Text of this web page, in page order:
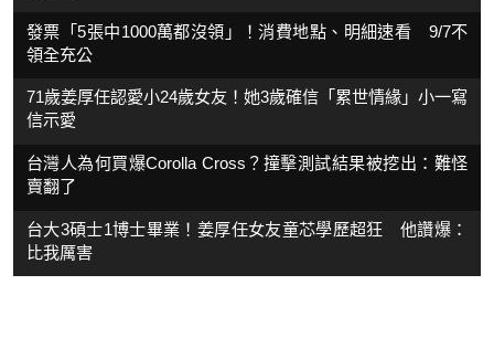
發票「5張中1000萬都沒領」！消費地點、明細速看 9/7不
領全充公
71歲姜厚任認愛小24歲女友！她3歲確信「累世情緣」小一寫
信示愛
台灣人為何買爆Corolla Cross？撞擊測試結果被挖出：難怪
賣翻了
台大3碩士1博士畢業！姜厚任女友童芯學歷超狂 他讚爆：
比我厲害